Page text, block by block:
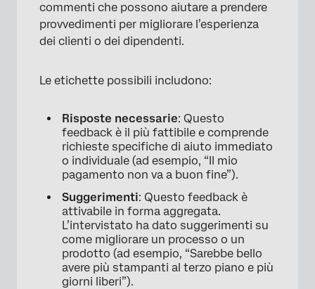
commenti che possono aiutare a prendere
provvedimenti per migliorare l’esperienza
dei clienti o dei dipendenti.
Le etichette possibili includono:
Risposte necessarie: Questo
feedback è il più fattibile e comprende
richieste specifiche di aiuto immediato
o individuale (ad esempio, “Il mio
pagamento non va a buon fine”).
Suggerimenti: Questo feedback è
attivabile in forma aggregata.
L’intervistato ha dato suggerimenti su
come migliorare un processo o un
prodotto (ad esempio, “Sarebbe bello
avere più stampanti al terzo piano e più
giorni liberi”).